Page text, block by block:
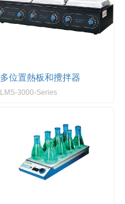
v
i
g
多位置熱板和攪拌器
LMS-3000-Series